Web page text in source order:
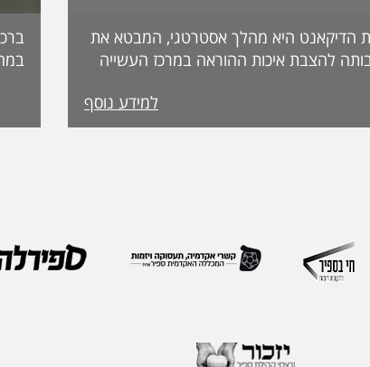
הדיקאנט היא מהלך אסטרטגי, המבטא את
להצבת איכות ההוראה במרכז העשייה
העתיד. בראש הדיקאנט עומדת אפרת
דיקאנית ההוראה, אשת חינוך ופדגוגיה
הראשון שהוקם בספיר - מהלך המבטא
האסטרטגית שמעניקה המכללה
בהוראה ולחוויית הלמידה של הסטודנטים
למידע נוסף